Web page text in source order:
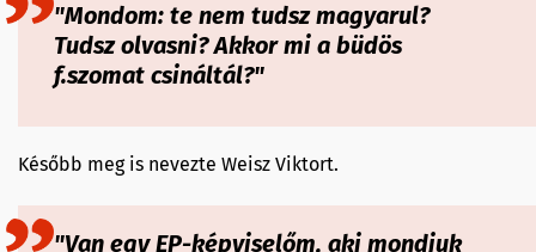
"Mondom: te nem tudsz magyarul?
Tudsz olvasni? Akkor mi a büdös
f.szomat csináltál?"
Később meg is nevezte Weisz Viktort.
"Van egy EP-képviselőm, aki mondjuk